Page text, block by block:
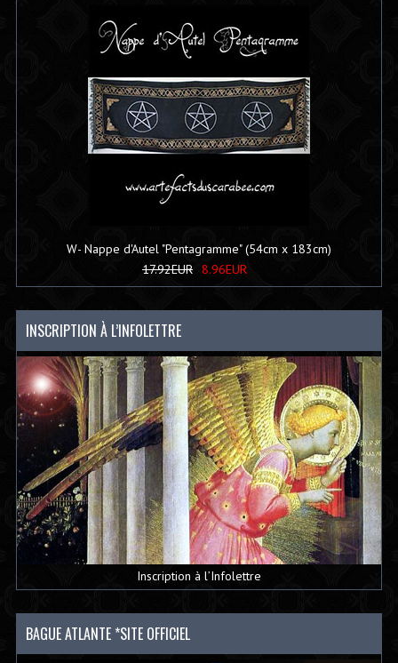
W- Nappe d'Autel "Pentagramme" (54cm x 183cm)
17.92EUR 8.96EUR
INSCRIPTION À L’INFOLETTRE
Inscription à l’Infolettre
BAGUE ATLANTE *SITE OFFICIEL